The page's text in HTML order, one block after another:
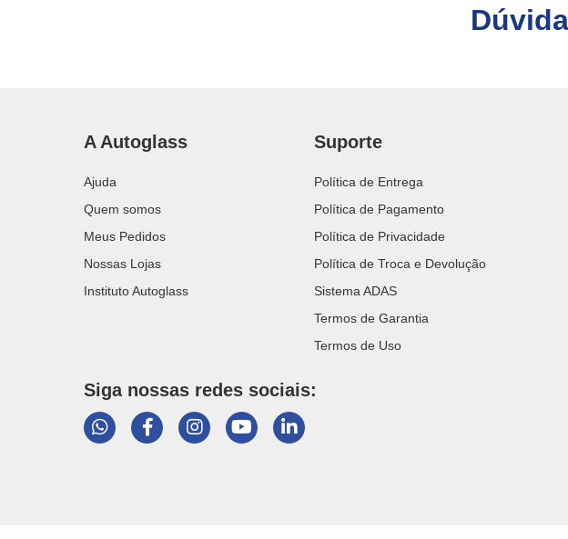
A Autoglass
Ajuda
Quem somos
Meus Pedidos
Nossas Lojas
Instituto Autoglass
Siga nossas redes sociais:
Suporte
Política de Entrega
Política de Pagamento
Política de Privacidade
Política de Troca e Devolução
Sistema ADAS
Termos de Garantia
Termos de Uso